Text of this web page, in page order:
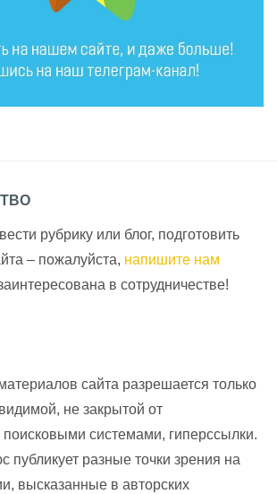
рубрику или блог, подготовить
– пожалуйста, напишите нам
в сотрудничестве!
сайта разрешается только
не закрытой от
системами, гиперссылки.
разные точки зрения на
высказанные в авторских